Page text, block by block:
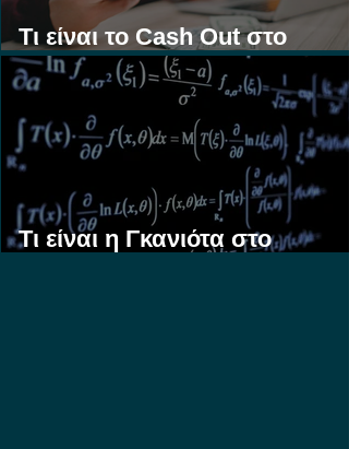
Τι είναι το Cash Out στο
Στοίχημα;
Τι είναι η Γκανιότα στο